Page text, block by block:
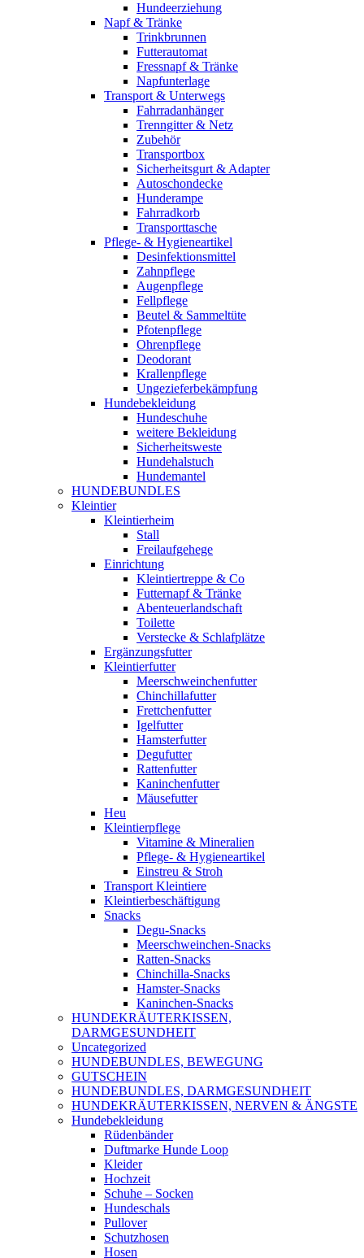
Hundeerziehung
Napf & Tränke
Trinkbrunnen
Futterautomat
Fressnapf & Tränke
Napfunterlage
Transport & Unterwegs
Fahrradanhänger
Trenngitter & Netz
Zubehör
Transportbox
Sicherheitsgurt & Adapter
Autoschondecke
Hunderampe
Fahrradkorb
Transporttasche
Pflege- & Hygieneartikel
Desinfektionsmittel
Zahnpflege
Augenpflege
Fellpflege
Beutel & Sammeltüte
Pfotenpflege
Ohrenpflege
Deodorant
Krallenpflege
Ungezieferbekämpfung
Hundebekleidung
Hundeschuhe
weitere Bekleidung
Sicherheitsweste
Hundehalstuch
Hundemantel
HUNDEBUNDLES
Kleintier
Kleintierheim
Stall
Freilaufgehege
Einrichtung
Kleintiertreppe & Co
Futternapf & Tränke
Abenteuerlandschaft
Toilette
Verstecke & Schlafplätze
Ergänzungsfutter
Kleintierfutter
Meerschweinchenfutter
Chinchillafutter
Frettchenfutter
Igelfutter
Hamsterfutter
Degufutter
Rattenfutter
Kaninchenfutter
Mäusefutter
Heu
Kleintierpflege
Vitamine & Mineralien
Pflege- & Hygieneartikel
Einstreu & Stroh
Transport Kleintiere
Kleintierbeschäftigung
Snacks
Degu-Snacks
Meerschweinchen-Snacks
Ratten-Snacks
Chinchilla-Snacks
Hamster-Snacks
Kaninchen-Snacks
HUNDEKRÄUTERKISSEN,
DARMGESUNDHEIT
Uncategorized
HUNDEBUNDLES, BEWEGUNG
GUTSCHEIN
HUNDEBUNDLES, DARMGESUNDHEIT
HUNDEKRÄUTERKISSEN, NERVEN & ÄNGSTE
Hundebekleidung
Rüdenbänder
Duftmarke Hunde Loop
Kleider
Hochzeit
Schuhe – Socken
Hundeschals
Pullover
Schutzhosen
Hosen